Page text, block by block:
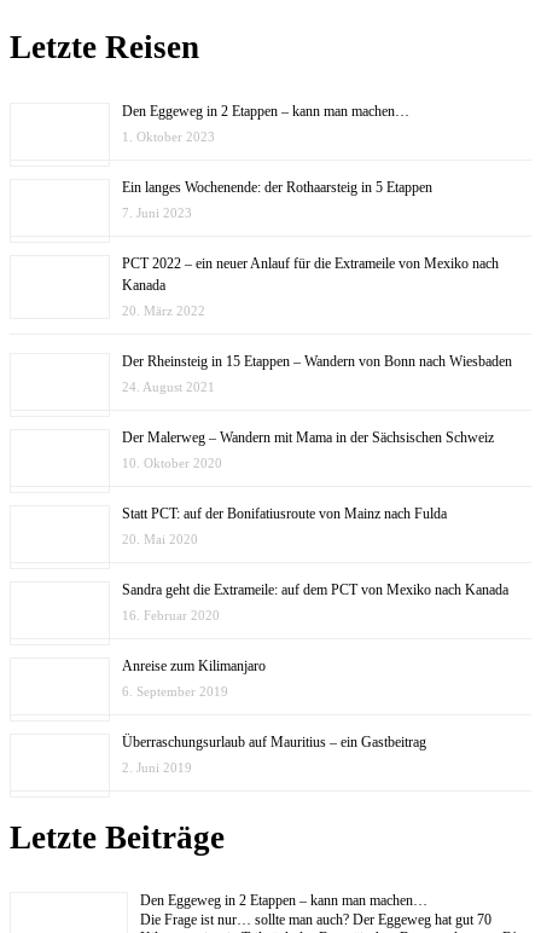
Letzte Reisen
Den Eggeweg in 2 Etappen – kann man machen…
1. Oktober 2023
Ein langes Wochenende: der Rothaarsteig in 5 Etappen
7. Juni 2023
PCT 2022 – ein neuer Anlauf für die Extrameile von Mexiko nach
Kanada
20. März 2022
Der Rheinsteig in 15 Etappen – Wandern von Bonn nach Wiesbaden
24. August 2021
Der Malerweg – Wandern mit Mama in der Sächsischen Schweiz
10. Oktober 2020
Statt PCT: auf der Bonifatiusroute von Mainz nach Fulda
20. Mai 2020
Sandra geht die Extrameile: auf dem PCT von Mexiko nach Kanada
16. Februar 2020
Anreise zum Kilimanjaro
6. September 2019
Überraschungsurlaub auf Mauritius – ein Gastbeitrag
2. Juni 2019
Letzte Beiträge
Den Eggeweg in 2 Etappen – kann man machen…
Die Frage ist nur… sollte man auch? Der Eggeweg hat gut 70